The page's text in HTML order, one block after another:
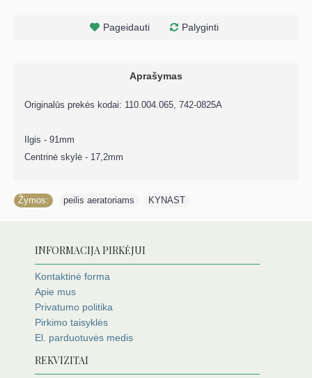
Pageidauti Palyginti
Aprašymas
Originalūs prekės kodai: 110.004.065, 742-0825A
Ilgis - 91mm
Centrinė skylė - 17,2mm
Žymos: peilis aeratoriams KYNAST
INFORMACIJA PIRKĖJUI
Kontaktinė forma
Apie mus
Privatumo politika
Pirkimo taisyklės
El. parduotuvės medis
REKVIZITAI